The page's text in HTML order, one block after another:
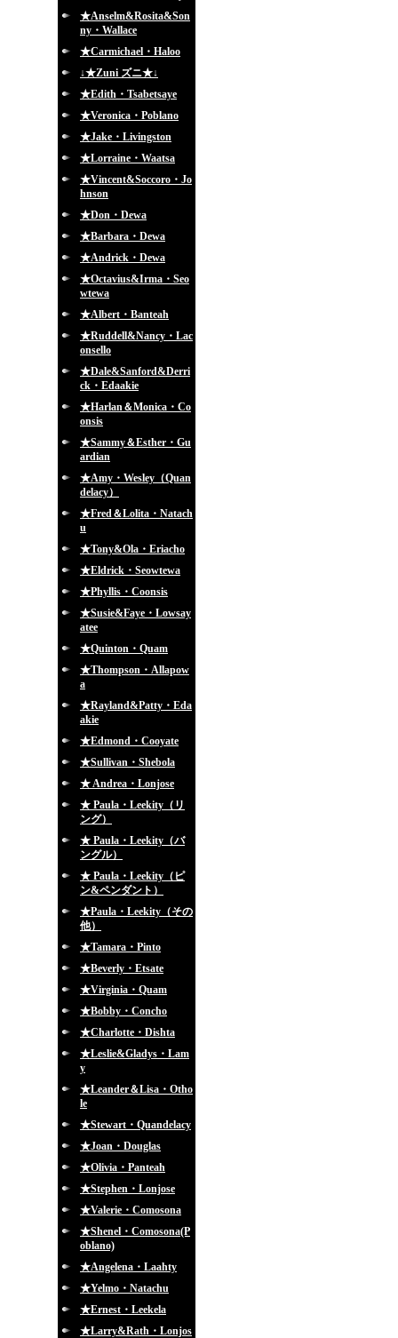
★Anselm&Rosita&Son
ny・Wallace
★Carmichael・Haloo
↓★Zuni ズニ★↓
★Edith・Tsabetsaye
★Veronica・Poblano
★Jake・Livingston
★Lorraine・Waatsa
★Vincent&Soccoro・Jo
hnson
★Don・Dewa
★Barbara・Dewa
★Andrick・Dewa
★Octavius&Irma・Seo
wtewa
★Albert・Banteah
★Ruddell&Nancy・Lac
onsello
★Dale&Sanford&Derri
ck・Edaakie
★Harlan＆Monica・Co
onsis
★Sammy＆Esther・Gu
ardian
★Amy・Wesley（Quan
delacy）
★Fred＆Lolita・Natach
u
★Tony&Ola・Eriacho
★Eldrick・Seowtewa
★Phyllis・Coonsis
★Susie&Faye・Lowsay
atee
★Quinton・Quam
★Thompson・Allapow
a
★Rayland&Patty・Eda
akie
★Edmond・Cooyate
★Sullivan・Shebola
★ Andrea・Lonjose
★ Paula・Leekity（リ
ング）
★ Paula・Leekity（バ
ングル）
★ Paula・Leekity（ピ
ン&ペンダント）
★Paula・Leekity（その
他）
★Tamara・Pinto
★Beverly・Etsate
★Virginia・Quam
★Bobby・Concho
★Charlotte・Dishta
★Leslie&Gladys・Lam
y
★Leander＆Lisa・Otho
le
★Stewart・Quandelacy
★Joan・Douglas
★Olivia・Panteah
★Stephen・Lonjose
★Valerie・Comosona
★Shenel・Comosona(P
oblano)
★Angelena・Laahty
★Yelmo・Natachu
★Ernest・Leekela
★Larry&Rath・Lonjos